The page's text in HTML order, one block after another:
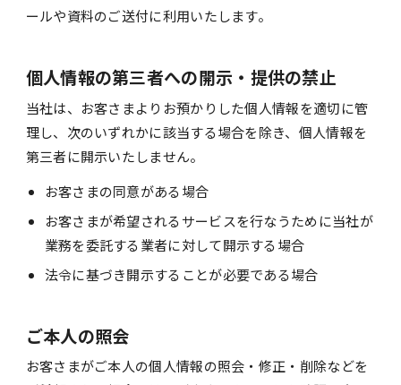
ールや資料のご送付に利用いたします。
個人情報の第三者への開示・提供の禁止
当社は、お客さまよりお預かりした個人情報を適切に管
理し、次のいずれかに該当する場合を除き、個人情報を
第三者に開示いたしません。
お客さまの同意がある場合
お客さまが希望されるサービスを行なうために当社が
業務を委託する業者に対して開示する場合
法令に基づき開示することが必要である場合
ご本人の照会
お客さまがご本人の個人情報の照会・修正・削除などを